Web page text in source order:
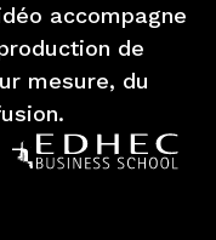
accompagne
de
mesure, du